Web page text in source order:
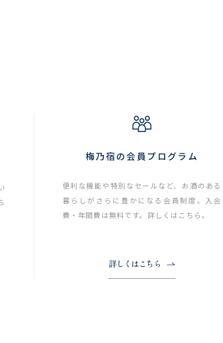
梅乃宿の会員プログラム
便利な機能や特別なセールなど、お酒のある
暮らしがさらに豊かになる会員制度。入会
費・年間費は無料です。詳しくはこちら。
詳しくはこちら